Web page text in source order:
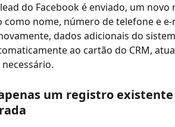
do Facebook é enviado, um novo
nome, número de telefone e e-
dados adicionais do
ao cartão do CRM,
um registro existente